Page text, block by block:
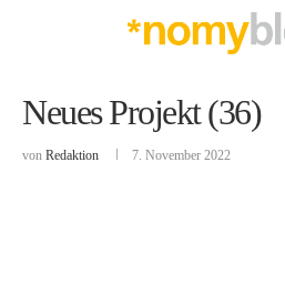
Neues Projekt (36)
von Redaktion 7. November 2022